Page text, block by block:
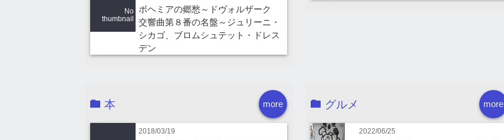
No
thumbnail
ボヘミアの郷愁～ドヴォルザーク
交響曲第８番の名盤～ジュリーニ・
シカゴ、ブロムシュテット・ドレス
デン
more
本
2018/03/19
more
グルメ
2022/06/25